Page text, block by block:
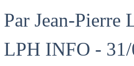
Par Jean-Pierre
LPH INFO -